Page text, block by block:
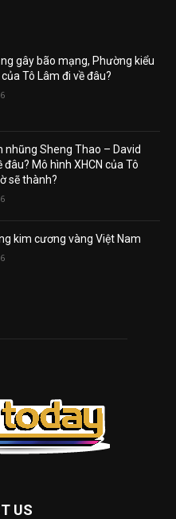
gây bão mạng, Phường kiểu
Tô Lâm đi về đâu?
nhũng Sheng Thao – David
đâu? Mô hình XHCN của Tô
sẽ thành?
kim cương vàng Việt Nam
US